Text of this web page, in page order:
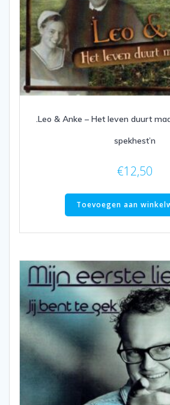
.Leo & Anke – Het leven duurt
spekhest’n
€12,50
Toevoegen aan